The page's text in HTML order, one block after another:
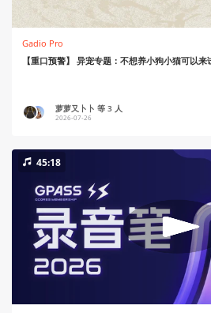
Gadio Pro
【重口预警】 异宠专题：不想养小狗小猫可以
萝萝又卜卜 等 3 人
2026-07-26
45:18